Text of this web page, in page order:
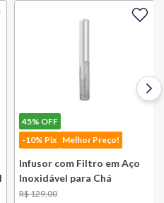
45%OFF
-10% Pix
Melhor Preço!
Infusor com Filtro em Aço
Inoxidável para Chá
Lausanne Bsf
R$129,00